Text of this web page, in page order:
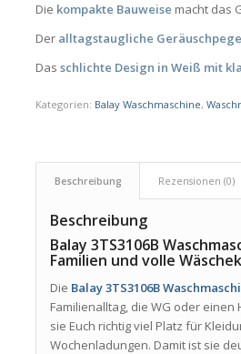
Die kompakte Bauweise macht das
Der alltagstaugliche
Dasschlichte Design in Weiß mit
Kategorien: Balay Waschmaschine,
Beschreibung Rezensionen (0)
Beschreibung
Balay 3TS3106B
Familien und volle
Die Balay 3TS3106B
Familienalltag, die WG oder
sie Euch richtig viel Platz für
Wochenladungen. Damit ist sie